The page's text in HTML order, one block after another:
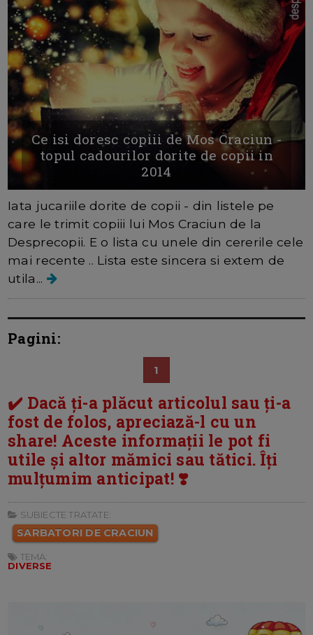
Ce isi doresc copiii de Mos Craciun -
topul cadourilor dorite de copii in
2014
Iata jucariile dorite de copii - din listele pe
care le trimit copiii lui Mos Craciun de la
Desprecopii. E o lista cu unele din cererile cele
mai recente .. Lista este sincera si extem de
utila...
Pagini:
1
✔️ Dacă ți-a plăcut articolul sau ți-a
fost de folos, apreciază-l cu un
share! Aceste informații le pot fi
utile și altor mămici sau tătici. Îți
mulțumim anticipat! ❣️
SUBIECTE TRATATE:
SARBATORI DE CRACIUN
TEMA:
DIVERSE